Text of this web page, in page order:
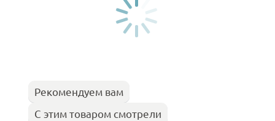
Рекомендуем вам
С этим товаром смотрели